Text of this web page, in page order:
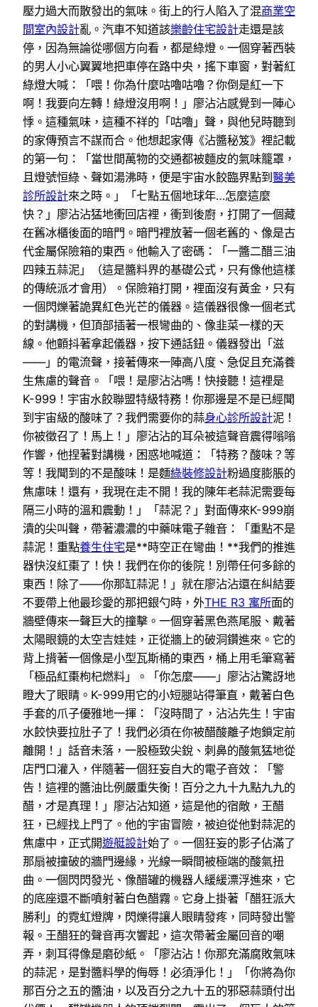
壓力過大而散發出的氣味。街上的行人陷入了混商業空
間室內設計亂。汽車不知道該樂齡住宅設計走還是該
停，因為無論從哪個方向看，都是綠燈。一個穿著西裝
的男人小心翼翼地把車停在路中央，搖下車窗，對著紅
綠燈大喊：「喂！你為什麼咕嚕咕嚕？你倒是紅一下
啊！我要向左轉！綠燈沒用啊！」廖沾沾感覺到一陣心
悸。這種氣味，這種不祥的「咕嚕」聲，與他兒時聽到
的家傳預言不謀而合。他想起家傳《沾醬秘笈》裡記載
的第一句：「當世間萬物的交通都被麵皮的氣味籠罩，
且燈號恒綠、聲如湯沸時，便是宇宙水餃臨界點到 醫美
診所設計來之時。」「七點五個地球年…怎麼這麼
快？」廖沾沾猛地衝回店裡，衝到後廚，打開了一個藏
在舊冰櫃後面的暗門。暗門裡放著一個老舊的、像是古
代金屬保險箱的東西。他輸入了密碼：「一醬二醋三油
四辣五蒜泥」（這是醬料界的基礎公式，只有像他這樣
的傳統派才會用）。保險箱打開，裡面沒有黃金，只有
一個閃爍著詭異紅色光芒的儀器。這儀器很像一個老式
的對講機，但頂部插著一根彎曲的、像韭菜一樣的天
線。他顫抖著拿起儀器，按下通話鈕。儀器發出「滋
——」的電流聲，接著傳來一陣高八度、急促且充滿養
生焦慮的聲音。「喂！是廖沾沾嗎！快接聽！這裡是
K-999！宇宙水餃聯盟特級特務！你那邊是不是已經聞
到宇宙級的酸味了？我們需要你的蒜身心診所設計泥！
你被徵召了！馬上！」廖沾沾的耳朵被這聲音震得嗡嗡
作響，他捏著對講機，困惑地喊道：「特務？酸味？等
等！我聞到的不是酸味！是麵綠裝修設計粉過度膨脹的
焦慮味！還有，我現在走不開！我的陳年老蒜泥需要每
隔三小時的溫和震動！」「蒜泥？」對面傳來K-999崩
潰的尖叫聲，帶著濃濃的中藥味電子雜音：「重點不是
蒜泥！重點養生住宅是**時空正在彎曲！**我們的推進
器快沒紅棗了！快！我們在你的後院！別帶任何多餘的
東西！除了——你那缸蒜泥！」就在廖沾沾還在糾結要
不要帶上他最珍愛的那把銀勺時，外THE R3 寓所面的
牆壁傳來一聲巨大的撞擊。一個穿著黑色燕尾服、戴著
太陽眼鏡的太空吉娃娃，正從牆上的破洞鑽進來。它的
背上揹著一個像是小型瓦斯桶的東西，桶上用毛筆寫著
「極品紅棗枸杞燃料」。「你怎麼——」廖沾沾驚訝地
瞪大了眼睛。K-999用它的小短腿站得筆直，戴著白色
手套的爪子優雅地一揮：「沒時間了，沾沾先生！宇宙
水餃快要拉肚子了！我們必須在你被醋酸離子炮鎖定前
離開！」話音未落，一股極致尖銳、刺鼻的酸氣猛地從
店門口灌入，伴隨著一個狂妄自大的電子音效：「警
告！這裡的醬油比例嚴重失衡！百分之九十九點九九的
醋，才是真理！」廖沾沾知道，這是他的宿敵，王醋
狂，已經找上門了。他的宇宙冒險，被迫從他對蒜泥的
焦慮中，正式開遊艇設計始了。一個狂妄的影子佔滿了
那扇被撞破的牆門邊緣，光線一瞬間被極端的酸氣扭
曲。一個閃閃發光、像醋罐的機器人緩緩漂浮進來，它
的底座還不斷噴射著白色醋霧。它身上掛著「醋狂派大
勝利」的霓虹燈牌，閃爍得讓人眼睛發疼，同時發出警
報。王醋狂的聲音再次響起，這次帶著金屬回音的嘲
弄，刺耳得像是磨砂紙。「廖沾沾！你那充滿腐敗氣味
的蒜泥，是對醬料學的侮辱！必須淨化！」「你將為你
那百分之五的醬油，以及百分之九十五的邪惡蒜頭付出